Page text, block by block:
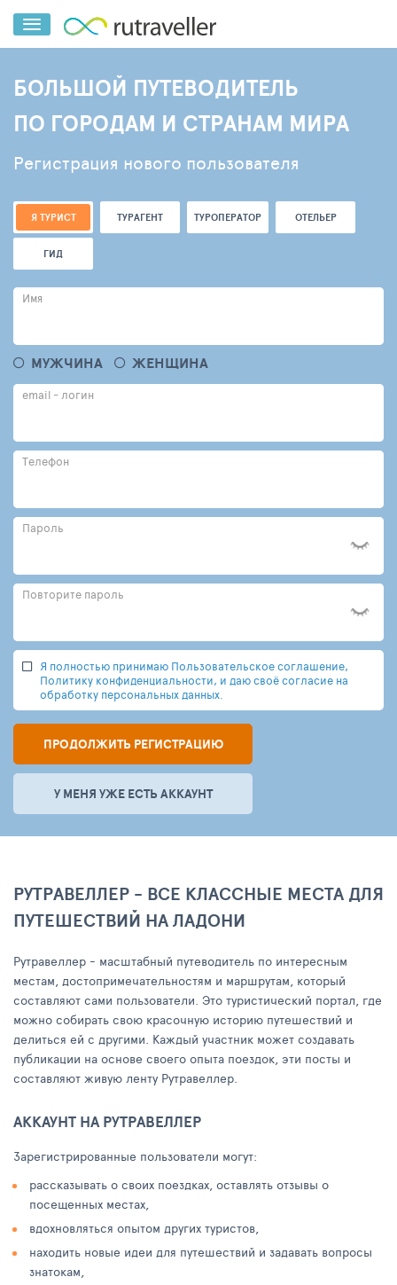
БОЛЬШОЙ ПУТЕВОДИТЕЛЬ
ПО ГОРОДАМ И СТРАНАМ МИРА
Регистрация нового пользователя
Я ТУРИСТ ТУРАГЕНТ ТУРОПЕРАТОР ОТЕЛЬЕР
ГИД
Имя
МУЖЧИНА ЖЕНЩИНА
email - логин
Телефон
Пароль
Повторите пароль
Я полностью принимаю Пользовательское соглашение,
Политику конфиденциальности, и даю своё согласие на
обработку персональных данных.
ПРОДОЛЖИТЬ РЕГИСТРАЦИЮ
У МЕНЯ УЖЕ ЕСТЬ АККАУНТ
РУТРАВЕЛЛЕР - ВСЕ КЛАССНЫЕ МЕСТА ДЛЯ
ПУТЕШЕСТВИЙ НА ЛАДОНИ
Рутравеллер - масштабный путеводитель по интересным
местам, достопримечательностям и маршрутам, который
составляют сами пользователи. Это туристический портал, где
можно собирать свою красочную историю путешествий и
делиться ей с другими. Каждый участник может создавать
публикации на основе своего опыта поездок, эти посты и
составляют живую ленту Рутравеллер.
АККАУНТ НА РУТРАВЕЛЛЕР
Зарегистрированные пользователи могут:
рассказывать о своих поездках, оставлять отзывы о
посещенных местах,
вдохновляться опытом других туристов,
находить новые идеи для путешествий и задавать вопросы
знатокам,